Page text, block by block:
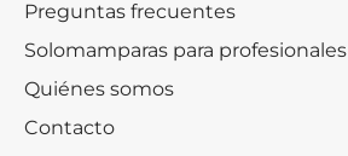
Preguntas frecuentes
Solomamparas para profesionales
Quiénes somos
Contacto